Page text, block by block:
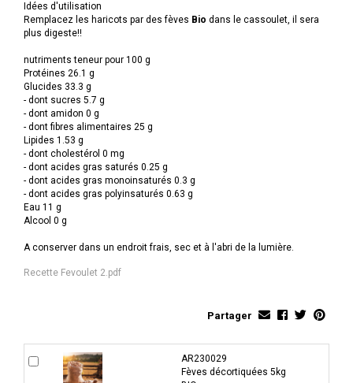
Idées d'utilisation
Remplacez les haricots par des fèves Bio dans le cassoulet, il sera
plus digeste!!
nutriments teneur pour 100 g
Protéines 26.1 g
Glucides 33.3 g
- dont sucres 5.7 g
- dont amidon 0 g
- dont fibres alimentaires 25 g
Lipides 1.53 g
- dont cholestérol 0 mg
- dont acides gras saturés 0.25 g
- dont acides gras monoinsaturés 0.3 g
- dont acides gras polyinsaturés 0.63 g
Eau 11 g
Alcool 0 g
A conserver dans un endroit frais, sec et à l'abri de la lumière.
Recette Fevoulet 2.pdf
Partager
AR230029
Fèves décortiquées 5kg